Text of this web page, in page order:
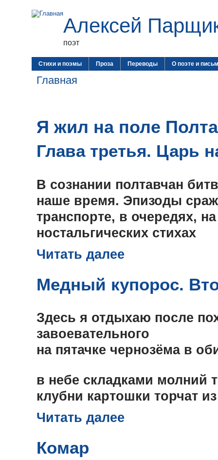
Алексей
поэт
Стихи и поэмы Проза Переводы О поэте и
Главная
Я жил на поле
Глава третья. Царь
В сознании полтавчан
наше время. Эпизоды
транспорте, в очередях,
ностальгических стихах
Читать далее
Медный купорос.
Здесь я отдыхаю после
завоевательного
на пятачке чернозёма в
в небе складками молний
клубни картошки торчат
Читать далее
Комар